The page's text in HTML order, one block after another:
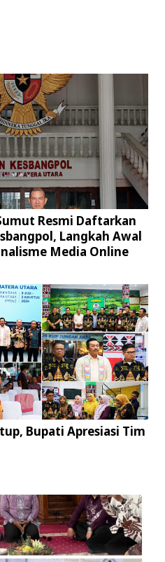
Resmi Daftarkan
Langkah Awal
Media Online
Bupati Apresiasi Tim